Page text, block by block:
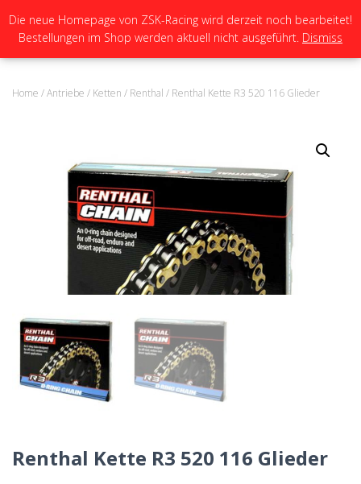
N
A
Home /Antriebe / Ketten / Renthal / Renthal Kette R3 520 116 Glieder
Renthal Kette R3 520 116 Glieder
Die neue Homepage von ZSK-Racing wird derzeit noch bearbeitet!
Bestellungen im Shop werden aktuell nicht ausgeführt. Dismiss